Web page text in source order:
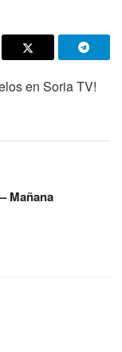
en Soria TV!
Mañana